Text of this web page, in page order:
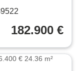
182.900 €